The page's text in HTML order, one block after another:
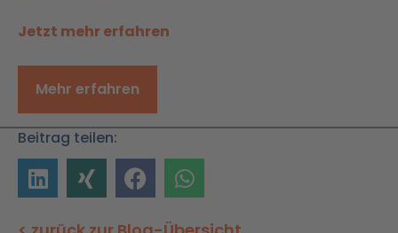
Jetzt mehr erfahren
Mehr erfahren
Beitrag teilen: